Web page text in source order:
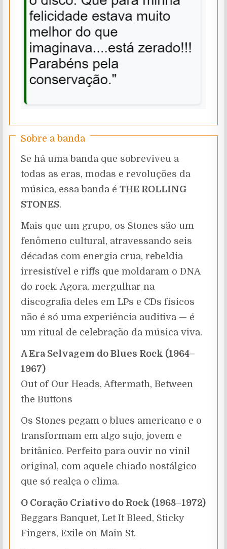
Sobre a banda
Se há uma banda que sobreviveu a
todas as eras, modas e revoluções da
música, essa banda éTHE ROLLING
STONES.
Mais que um grupo, os Stones são um
fenômeno cultural, atravessando seis
décadas com energia crua, rebeldia
irresistível e riffs que moldaram o DNA
do rock. Agora, mergulhar na
discografia deles em LPs e CDs físicos
não é só uma experiência auditiva — é
um ritual de celebração da música viva.
A Era Selvagem do Blues Rock (1964–
1967)
Out of Our Heads, Aftermath, Between
the Buttons
Os Stones pegam o blues americano e o
transformam em algo sujo, jovem e
britânico. Perfeito para ouvir no vinil
original, com aquele chiado nostálgico
que só realça o clima.
O Coração Criativo do Rock (1968–1972)
Beggars Banquet, Let It Bleed, Sticky
Fingers, Exile on Main St.